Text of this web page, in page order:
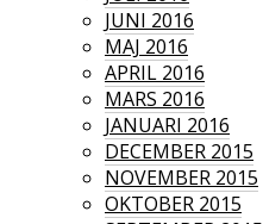
JUNI 2016
MAJ 2016
APRIL 2016
MARS 2016
JANUARI 2016
DECEMBER 2015
NOVEMBER 2015
OKTOBER 2015